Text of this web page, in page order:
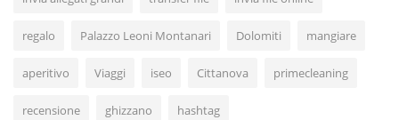
regalo Palazzo Leoni Montanari Dolomiti mangiare
aperitivo Viaggi iseo Cittanova primecleaning
recensione ghizzano hashtag